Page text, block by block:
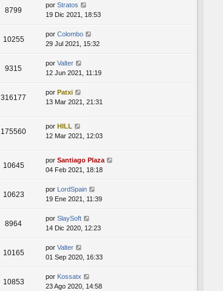
8799
por Stratos
19 Dic 2021, 18:53
10255
por Colombo
29 Jul 2021, 15:32
9315
por Valter
12 Jun 2021, 11:19
316177
por Patxi
13 Mar 2021, 21:31
175560
por HILL
12 Mar 2021, 12:03
10645
por Santiago Plaza
04 Feb 2021, 18:18
10623
por LordSpain
19 Ene 2021, 11:39
8964
por SlaySoft
14 Dic 2020, 12:23
10165
por Valter
01 Sep 2020, 16:33
10853
por Kossatx
23 Ago 2020, 14:58